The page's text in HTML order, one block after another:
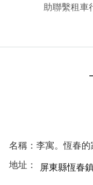
助聯繫租車
從7月中開
名稱：李寓。恆春的
地址：
屏東縣恆春